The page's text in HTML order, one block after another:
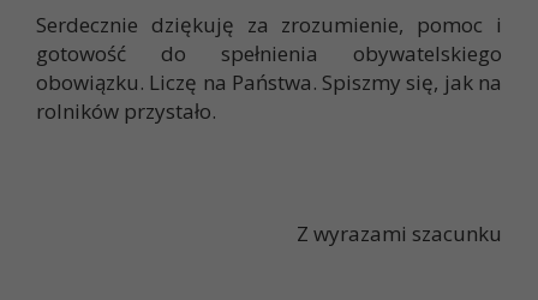
Serdecznie dziękuję za zrozumienie, pomoc i
gotowość do spełnienia obywatelskiego
obowiązku. Liczę na Państwa. Spiszmy się, jak na
rolników przystało.
Z wyrazami szacunku